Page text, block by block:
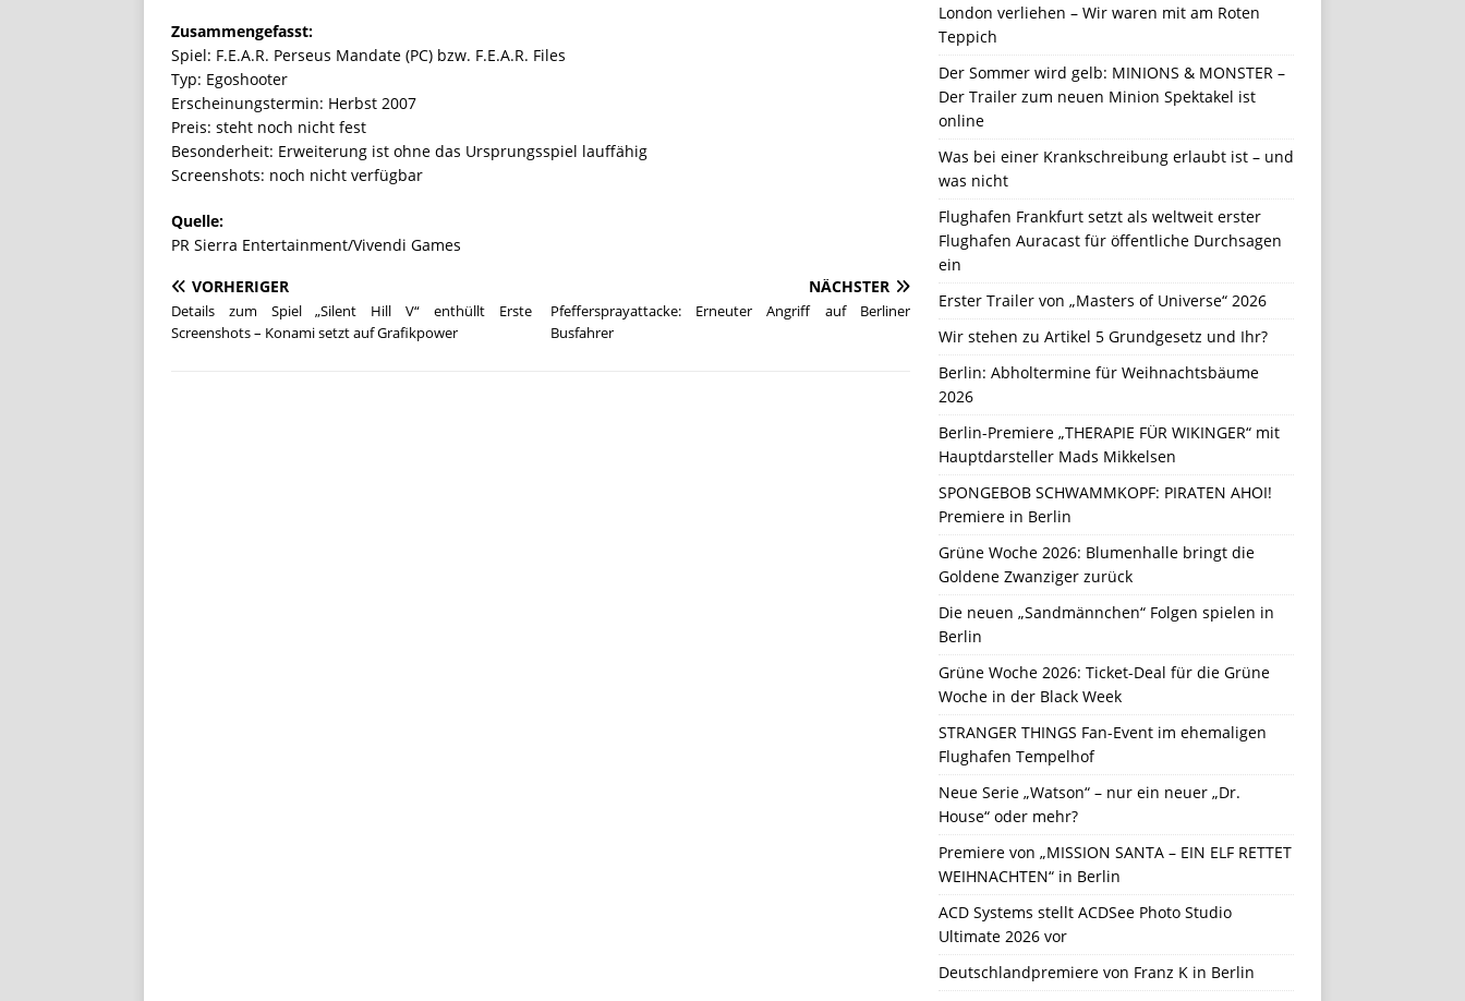
Zusammengefasst:
Spiel: F.E.A.R. Perseus Mandate (PC) bzw. F.E.A.R. Files
Typ: Egoshooter
Erscheinungstermin: Herbst 2007
Preis: steht noch nicht fest
Besonderheit: Erweiterung ist ohne das Ursprungsspiel lauffähig
Screenshots: noch nicht verfügbar
Quelle:
PR Sierra Entertainment/Vivendi Games
VORHERIGER
Details zum Spiel „Silent Hill V“ enthüllt Erste
Screenshots – Konami setzt auf Grafikpower
NÄCHSTER
Pfeffersprayattacke: Erneuter Angriff auf Berliner
Busfahrer
London verliehen – Wir waren mit am Roten
Teppich
Der Sommer wird gelb: MINIONS & MONSTER –
Der Trailer zum neuen Minion Spektakel ist
online
Was bei einer Krankschreibung erlaubt ist – und
was nicht
Flughafen Frankfurt setzt als weltweit erster
Flughafen Auracast für öffentliche Durchsagen
ein
Erster Trailer von „Masters of Universe“ 2026
Wir stehen zu Artikel 5 Grundgesetz und Ihr?
Berlin: Abholtermine für Weihnachtsbäume
2026
Berlin-Premiere „THERAPIE FÜR WIKINGER“ mit
Hauptdarsteller Mads Mikkelsen
SPONGEBOB SCHWAMMKOPF: PIRATEN AHOI!
Premiere in Berlin
Grüne Woche 2026: Blumenhalle bringt die
Goldene Zwanziger zurück
Die neuen „Sandmännchen“ Folgen spielen in
Berlin
Grüne Woche 2026: Ticket-Deal für die Grüne
Woche in der Black Week
STRANGER THINGS Fan-Event im ehemaligen
Flughafen Tempelhof
Neue Serie „Watson“ – nur ein neuer „Dr.
House“ oder mehr?
Premiere von „MISSION SANTA – EIN ELF RETTET
WEIHNACHTEN“ in Berlin
ACD Systems stellt ACDSee Photo Studio
Ultimate 2026 vor
Deutschlandpremiere von Franz K in Berlin